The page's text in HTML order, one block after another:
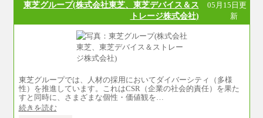
東芝グループ(株式会社東芝、東芝デバイス＆ス
トレージ株式会社)
05月15日更
新
東芝グループでは、人材の採用においてダイバーシティ（多様
性）を推進しています。これはCSR（企業の社会的責任）を果た
すと同時に、さまざまな個性・価値観を…
続きを読む